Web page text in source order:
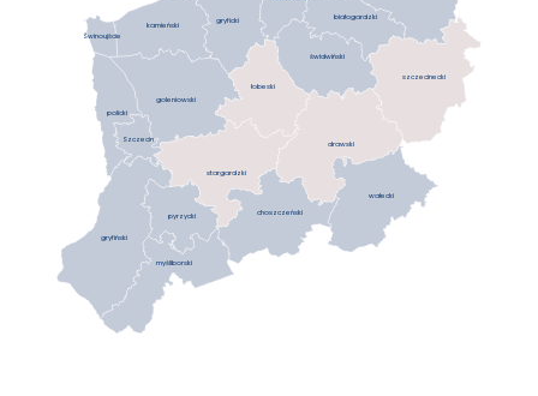
białogardzki
choszczeński
drawski
goleniowski
gryficki
gryfiński
kamieński
myśliborski
policki
pyrzycki
stargardzki
szczecinecki
świdwiński
wałecki
łobeski
Szczecin
Świnoujście